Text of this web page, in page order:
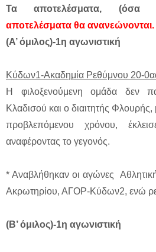
Τα αποτελέσματα, (όσα
αποτελέσματα θα ανανεώνονται.
(Α’ όμιλος)-1η αγωνιστική
Κύδων1-Ακαδημία Ρεθύμνου 20-
Η φιλοξενούμενη ομάδα δεν
Κλαδισού και ο διαιτητής
προβλεπόμενου χρόνου,
αναφέροντας το γεγονός.
* Αναβλήθηκαν οι αγώνες
Ακρωτηρίου, ΑΓΟΡ-Κύδων2, ενώ
(Β’ όμιλος)-1η αγωνιστική